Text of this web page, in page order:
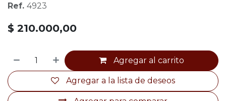
Ref. 4923
$ 210.000,00
Agregar al carrito
Agregar a la lista de deseos